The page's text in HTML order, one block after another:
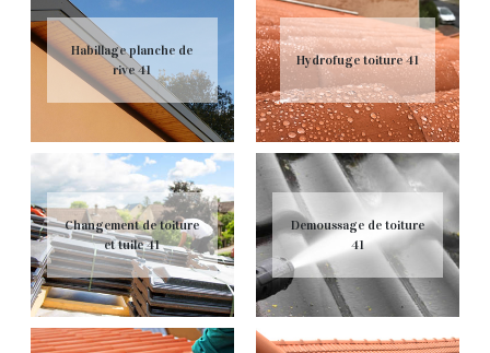
Habillage planche de
rive 41
Hydrofuge toiture 41
Changement de toiture
et tuile 41
Demoussage de toiture
41